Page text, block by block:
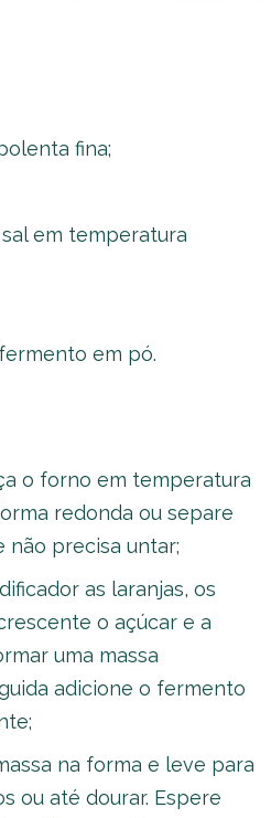
fina;
em temperatura
em pó.
o forno em temperatura
redonda ou separe
não precisa untar;
as laranjas, os
o açúcar e a
uma massa
adicione o fermento
na forma e leve para
ou até dourar. Espere